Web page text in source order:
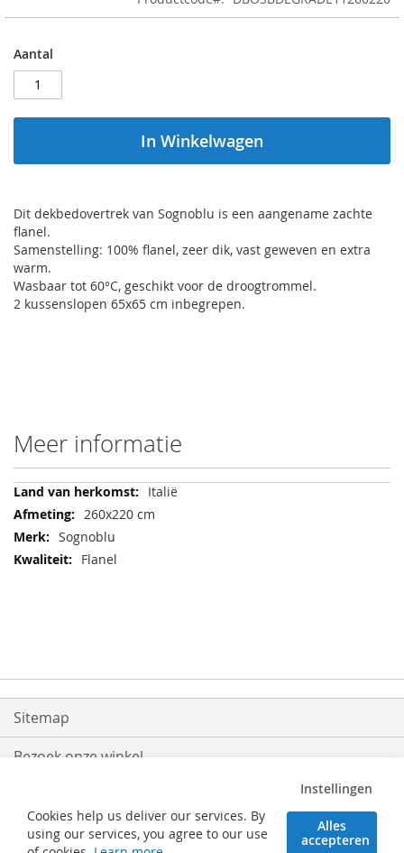
Aantal
In Winkelwagen
Dit dekbedovertrek van Sognoblu is een aangename zachte
flanel.
Samenstelling: 100% flanel, zeer dik, vast geweven en extra
warm.
Wasbaar tot 60°C, geschikt voor de droogtrommel.
2 kussenslopen 65x65 cm inbegrepen.
Meer informatie
Meer
informatie
Italië
260x220 cm
Sognoblu
Flanel
Sitemap
Bezoek onze winkel
Retouren
Cookies help us deliver our services. By
using our services, you agree to our use
Instellingen
Alles
accepteren